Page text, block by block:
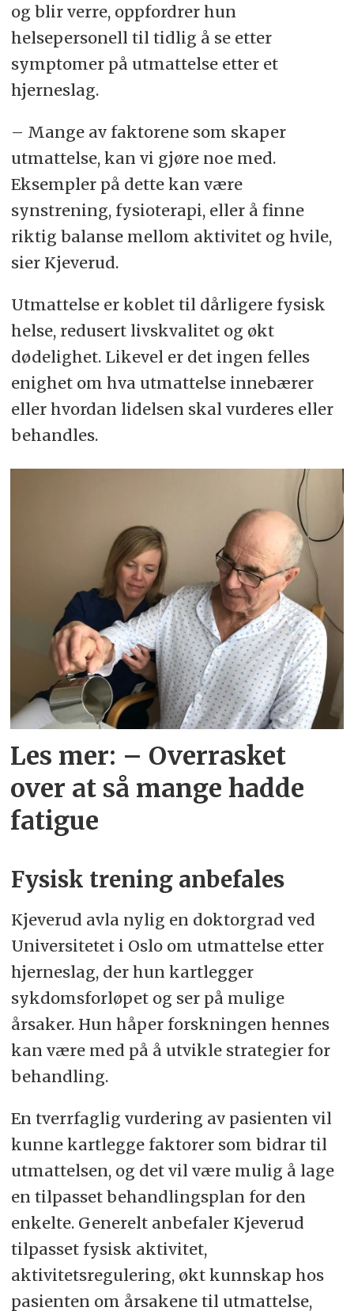
og blir verre, oppfordrer hun
helsepersonell til tidlig å se etter
symptomer på utmattelse etter et
hjerneslag.
– Mange av faktorene som skaper
utmattelse, kan vi gjøre noe med.
Eksempler på dette kan være
synstrening, fysioterapi, eller å finne
riktig balanse mellom aktivitet og hvile,
sier Kjeverud.
Utmattelse er koblet til dårligere fysisk
helse, redusert livskvalitet og økt
dødelighet. Likevel er det ingen felles
enighet om hva utmattelse innebærer
eller hvordan lidelsen skal vurderes eller
behandles.
Les mer: – Overrasket
over at så mange hadde
fatigue
Fysisk trening anbefales
Kjeverud avla nylig en doktorgrad ved
Universitetet i Oslo om utmattelse etter
hjerneslag, der hun kartlegger
sykdomsforløpet og ser på mulige
årsaker. Hun håper forskningen hennes
kan være med på å utvikle strategier for
behandling.
En tverrfaglig vurdering av pasienten vil
kunne kartlegge faktorer som bidrar til
utmattelsen, og det vil være mulig å lage
en tilpasset behandlingsplan for den
enkelte. Generelt anbefaler Kjeverud
tilpasset fysisk aktivitet,
aktivitetsregulering, økt kunnskap hos
pasienten om årsakene til utmattelse,